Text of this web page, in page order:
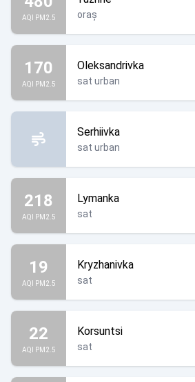
AQI PM2.5 oraș
170
AQI PM2.5
Oleksandrivka
sat urban
Serhiivka
sat urban
218
AQI PM2.5
Lymanka
sat
19
AQI PM2.5
Kryzhanivka
sat
22
AQI PM2.5
Korsuntsi
sat